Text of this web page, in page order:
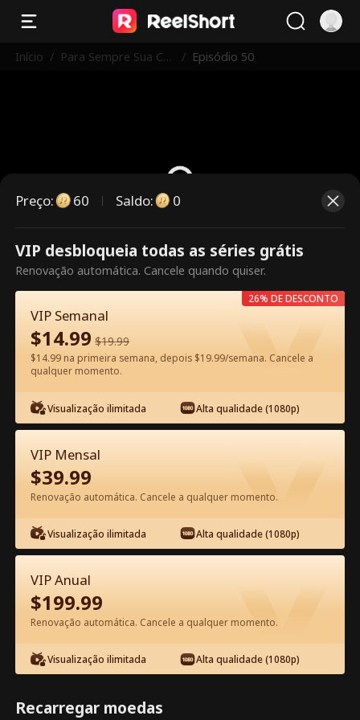
Início / Para Sempre Sua Ca
/ Episódio 50
Este episódio é pago. Desbloqueie
para assistir.
60
Episódio 50 - Para Sempre Sua Canção
Filme completo
1-50 51-64 Todos os episódios
46 47 48 49
Preço: 60 Saldo: 0
VIP desbloqueia todas as séries grátis
Renovação automática. Cancele quando quiser.
VIP Semanal
$14.99 $19.99
$14.99 na primeira semana, depois $19.99/semana. Cancele a
qualquer momento.
Visualização ilimitada Alta qualidade (1080p)
26% DE DESCONTO
VIP Mensal
$39.99
Renovação automática. Cancele a qualquer momento.
Visualização ilimitada Alta qualidade (1080p)
VIP Anual
$199.99
Renovação automática. Cancele a qualquer momento.
Visualização ilimitada Alta qualidade (1080p)
Recarregar moedas